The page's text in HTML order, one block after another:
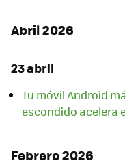
Abril 2026
23 abril
Tu móvil Android
escondido acelera
Febrero 2026